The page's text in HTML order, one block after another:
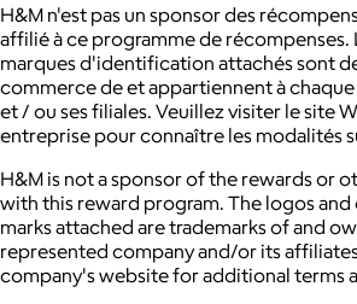
H&M n'est pas un sponsor des
affilié à ce programme de récompenses.
marques d'identification attachés sont
commerce de et appartiennent à
et / ou ses filiales. Veuillez visiter le site
entreprise pour connaître les modalités
H&M is not a sponsor of the rewards or
with this reward program. The logos
marks attached are trademarks of and
represented company and/or its
company's website for additional terms